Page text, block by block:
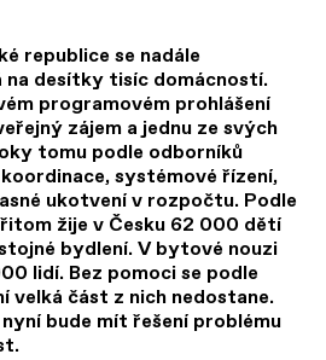
republice se nadále
na desítky tisíc domácností.
programovém prohlášení
zájem a jednu ze svých
tomu podle odborníků
systémové řízení,
ukotvení v rozpočtu. Podle
žije v Česku 62 000 dětí
bydlení. V bytové nouzi
lidí. Bez pomoci se podle
velká část z nich nedostane.
bude mít řešení problému